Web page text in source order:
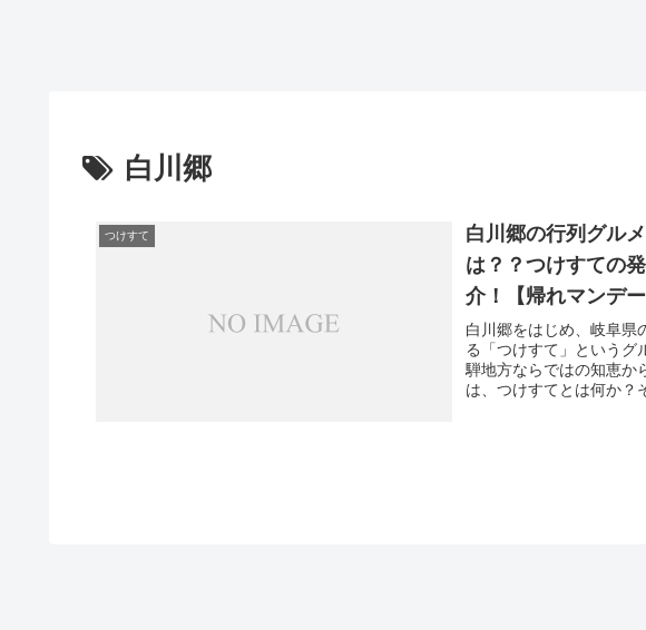
白川郷
つけすて
白川郷の行列グル
は？？つけすての
介！【帰れマンデー
白川郷をはじめ、岐阜県
る「つけすて」というグ
騨地方ならではの知恵か
は、つけすてとは何か？